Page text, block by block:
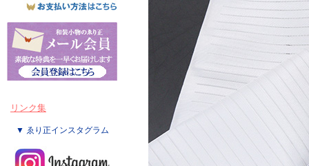
リンク集
▼ ゑり正インスタグラム